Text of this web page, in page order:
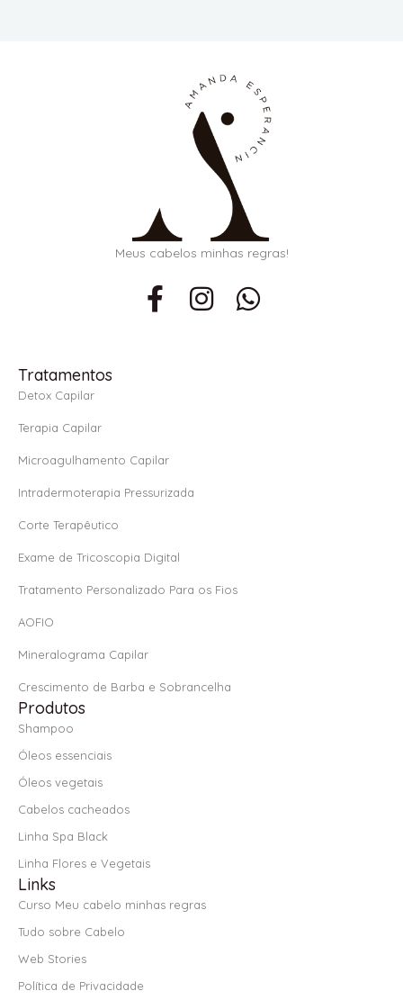
Meus cabelos minhas regras!
F
a
o
-
I
n
W
h
Tratamentos
Detox Capilar
Terapia Capilar
Microagulhamento Capilar
Intradermoterapia Pressurizada
Corte Terapêutico
Exame de Tricoscopia Digital
Tratamento Personalizado Para os Fios
AOFIO
Mineralograma Capilar
Crescimento de Barba e Sobrancelha
Produtos
Shampoo
Óleos essenciais
Óleos vegetais
Cabelos cacheados
Linha Spa Black
Linha Flores e Vegetais
Links
Curso Meu cabelo minhas regras
Tudo sobre Cabelo
Web Stories
Política de Privacidade